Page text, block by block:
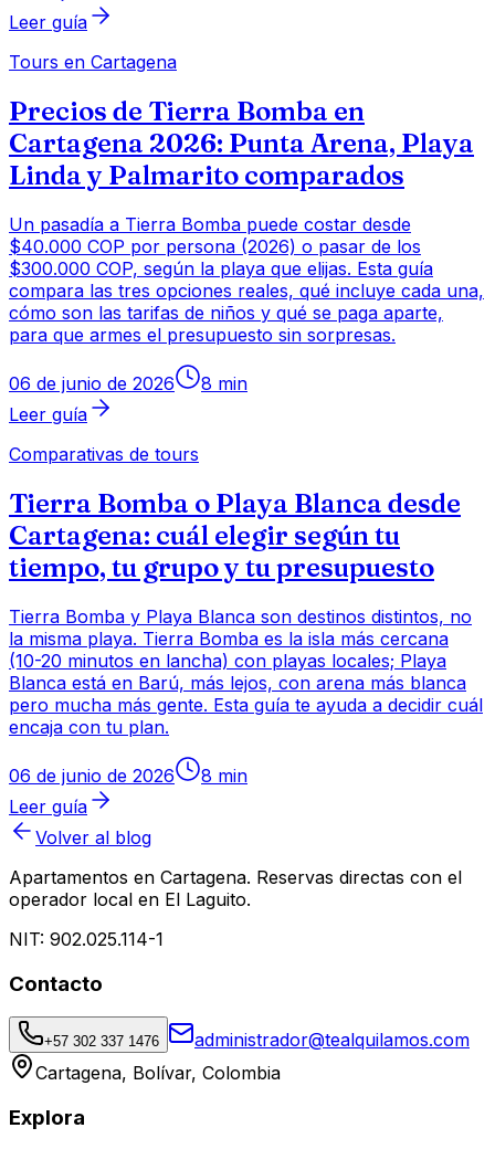
Leer guía
Tours en Cartagena
Precios de Tierra Bomba en
Cartagena 2026: Punta Arena, Playa
Linda y Palmarito comparados
Un pasadía a Tierra Bomba puede costar desde
$40.000 COP por persona (2026) o pasar de los
$300.000 COP, según la playa que elijas. Esta guía
compara las tres opciones reales, qué incluye cada una,
cómo son las tarifas de niños y qué se paga aparte,
para que armes el presupuesto sin sorpresas.
06 de junio de 2026 8 min
Leer guía
Comparativas de tours
Tierra Bomba o Playa Blanca desde
Cartagena: cuál elegir según tu
tiempo, tu grupo y tu presupuesto
Tierra Bomba y Playa Blanca son destinos distintos, no
la misma playa. Tierra Bomba es la isla más cercana
(10-20 minutos en lancha) con playas locales; Playa
Blanca está en Barú, más lejos, con arena más blanca
pero mucha más gente. Esta guía te ayuda a decidir cuál
encaja con tu plan.
06 de junio de 2026 8 min
Leer guía
Volver al blog
Apartamentos en Cartagena. Reservas directas con el
operador local en El Laguito.
NIT: 902.025.114-1
Contacto
+57 302 337 1476
administrador@tealquilamos.com
Cartagena, Bolívar, Colombia
Explora